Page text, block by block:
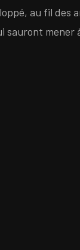
au fil des
sauront mener